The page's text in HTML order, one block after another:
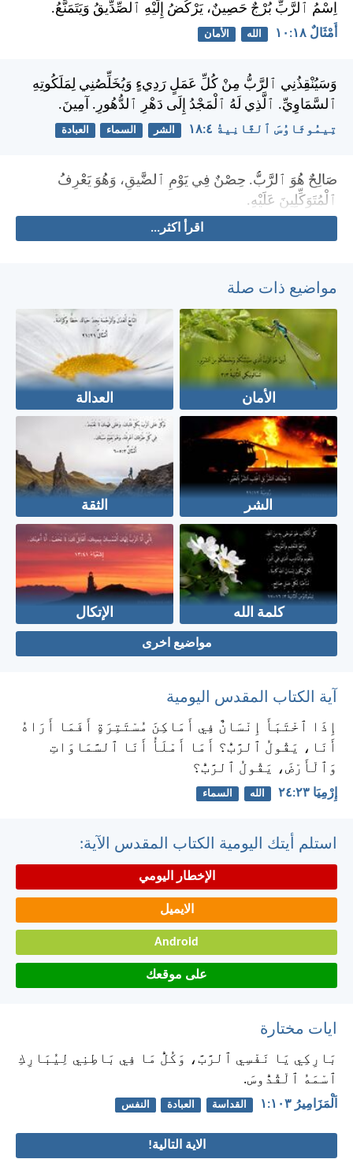
اِسْمُ ٱلرَّبِّ بُرْجٌ حَصِينٌ، يَرْكُضُ إِلَيْهِ ٱلصِّدِّيقُ وَيَتَمَنَّعُ.
أَمْثَالٌ ١٨:‏١٠ الله الأمان
وَسَيُنْقِذُنِي ٱلرَّبُّ مِنْ كُلِّ عَمَلٍ رَدِيءٍ وَيُخَلِّصُنِي لِمَلَكُوتِهِ
ٱلسَّمَاوِيِّ. ٱلَّذِي لَهُ ٱلْمَجْدُ إِلَى دَهْرِ ٱلدُّهُورِ. آمِينَ.
تِيمُوثَاوُسَ ٱلثَّانِيةُ ٤:‏١٨ الشر السماء العبادة
صَالِحٌ هُوَ ٱلرَّبُّ. حِصْنٌ فِي يَوْمِ ٱلضَّيقِ، وَهُوَ يَعْرِفُ
ٱلْمُتَوَكِّلِينَ عَلَيْهِ.
اقرأ اكثر...
مواضيع ذات صلة
الأمان العدالة
الشر الثقة
كلمة الله الإتكال
مواضيع اخرى
آية الكتاب المقدس اليومية
إِذَا ٱخْتَبَأَ إِنْسَانٌ فِي أَمَاكِنَ مُسْتَتِرَةٍ أَفَمَا أَرَاهُ
أَنَا، يَقُولُ ٱلرَّبُّ؟ أَمَا أَمْلَأُ أَنَا ٱلسَّمَاوَاتِ
وَٱلْأَرْضَ، يَقُولُ ٱلرَّبُّ؟
إِرْمِيَا ٢٣:‏٢٤ الله السماء
استلم أيتك اليومية الكتاب المقدس الآية:
الإخطار اليومي
الايميل
Android
على موقعك
ايات مختارة
بَارِكِي يَا نَفْسِي ٱلرَّبَّ، وَكُلُّ مَا فِي بَاطِنِي لِيُبَارِكِ
ٱسْمَهُ ٱلْقُدُّوسَ.
اَلْمَزَامِيرُ ١٠٣:‏١ القداسة العبادة النفس
الاية التالية!